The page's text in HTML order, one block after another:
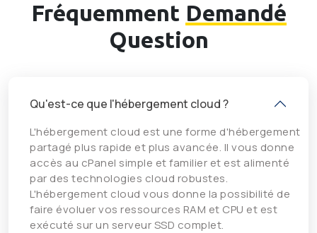
Fréquemment Demandé
Question
Qu'est-ce que l'hébergement cloud ?
L'hébergement cloud est une forme d'hébergement
partagé plus rapide et plus avancée. Il vous donne
accès au cPanel simple et familier et est alimenté
par des technologies cloud robustes.
L'hébergement cloud vous donne la possibilité de
faire évoluer vos ressources RAM et CPU et est
exécuté sur un serveur SSD complet.